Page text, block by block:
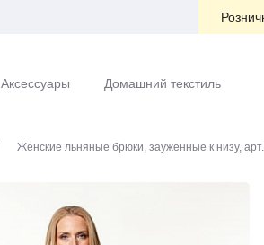
Аксессуары Домашний текстиль
Женские льняные брюки, зауженные к низу,